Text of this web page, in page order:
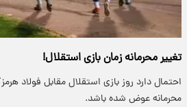
تغییر محرمانه زمان بازی استقلال!
احتمال دارد روز بازی استقلال مقابل فولاد
محرمانه عوض شده باشد.